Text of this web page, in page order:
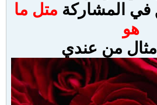
في المشاركة متل ما
هو
من عندي